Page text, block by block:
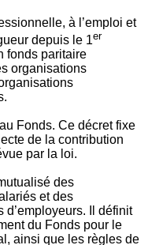
à l’emploi et
depuis le 1er
fonds paritaire
organisations
Fonds. Ce décret fixe
de la contribution
par la loi.
des
et des
Il définit
du Fonds pour le
ainsi que les règles de